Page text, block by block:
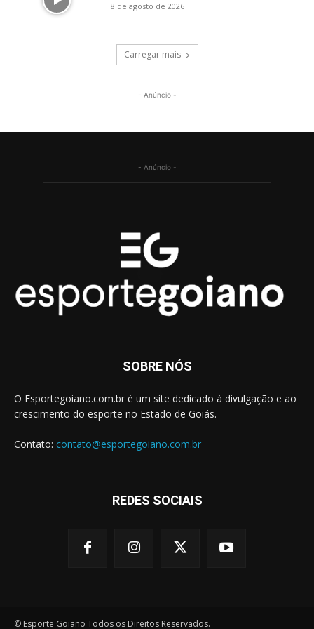
8 de agosto de 2026
Carregar mais
- Anúncio -
- Anúncio -
SOBRE NÓS
O Esportegoiano.com.br é um site dedicado à divulgação e ao
crescimento do esporte no Estado de Goiás.
Contato: contato@esportegoiano.com.br
REDES SOCIAIS
© Esporte Goiano Todos os Direitos Reservados.